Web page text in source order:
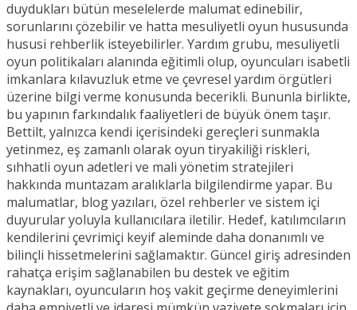
duydukları bütün meselelerde malumat edinebilir,
sorunlarını çözebilir ve hatta mesuliyetli oyun hususunda
hususi rehberlik isteyebilirler. Yardım grubu, mesuliyetli
oyun politikaları alanında eğitimli olup, oyuncuları isabetli
imkanlara kılavuzluk etme ve çevresel yardım örgütleri
üzerine bilgi verme konusunda becerikli. Bununla birlikte,
bu yapının farkındalık faaliyetleri de büyük önem taşır.
Bettilt, yalnızca kendi içerisindeki gereçleri sunmakla
yetinmez, eş zamanlı olarak oyun tiryakiliği riskleri,
sıhhatli oyun adetleri ve mali yönetim stratejileri
hakkında muntazam aralıklarla bilgilendirme yapar. Bu
malumatlar, blog yazıları, özel rehberler ve sistem içi
duyurular yoluyla kullanıcılara iletilir. Hedef, katılımcıların
kendilerini çevrimiçi keyif aleminde daha donanımlı ve
bilinçli hissetmelerini sağlamaktır. Güncel giriş adresinden
rahatça erişim sağlanabilen bu destek ve eğitim
kaynakları, oyuncuların hoş vakit geçirme deneyimlerini